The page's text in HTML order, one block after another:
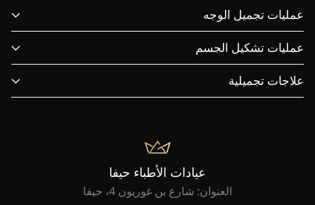
عمليات تجميل الوجه
عمليات تشكيل الجسم
علاجات تجميلية
عيادات الأطباء حيفا
العنوان: شارع بن غوريون 4، حيفا